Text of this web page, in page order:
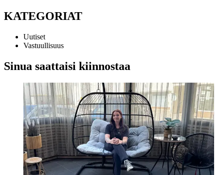
KATEGORIAT
Uutiset
Vastuullisuus
Sinua saattaisi kiinnostaa